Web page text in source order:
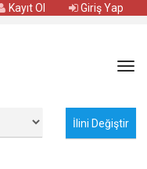
Giriş Yap
Kayıt Ol